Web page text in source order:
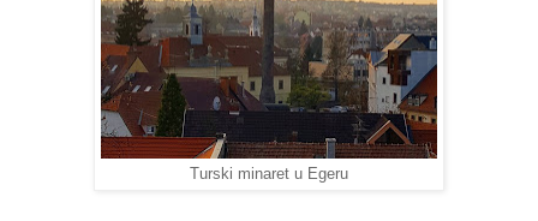
Turski minaret u Egeru